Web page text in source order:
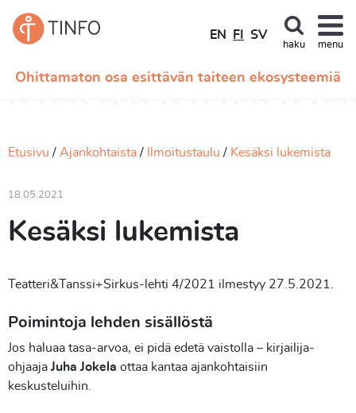
Ohittamaton osa esittävän taiteen ekosysteemiä
EN FI SV
haku menu
Etusivu Ajankohtaista Ilmoitustaulu Kesäksi lukemista
18.05.2021
Kesäksi lukemista
Teatteri&Tanssi+Sirkus-lehti 4/2021 ilmestyy 27.5.2021.
Poimintoja lehden sisällöstä
Jos haluaa tasa-arvoa, ei pidä edetä vaistolla – kirjailija-
ohjaaja Juha Jokela ottaa kantaa ajankohtaisiin
keskusteluihin.